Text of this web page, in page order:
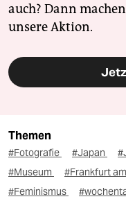
auch? Dann
unsere Aktion.
Themen
#Fotografie #Japan
#Museum
#Frankfurt
#Feminismus